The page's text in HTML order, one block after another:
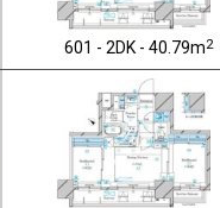
601 - 2DK - 40.79m2